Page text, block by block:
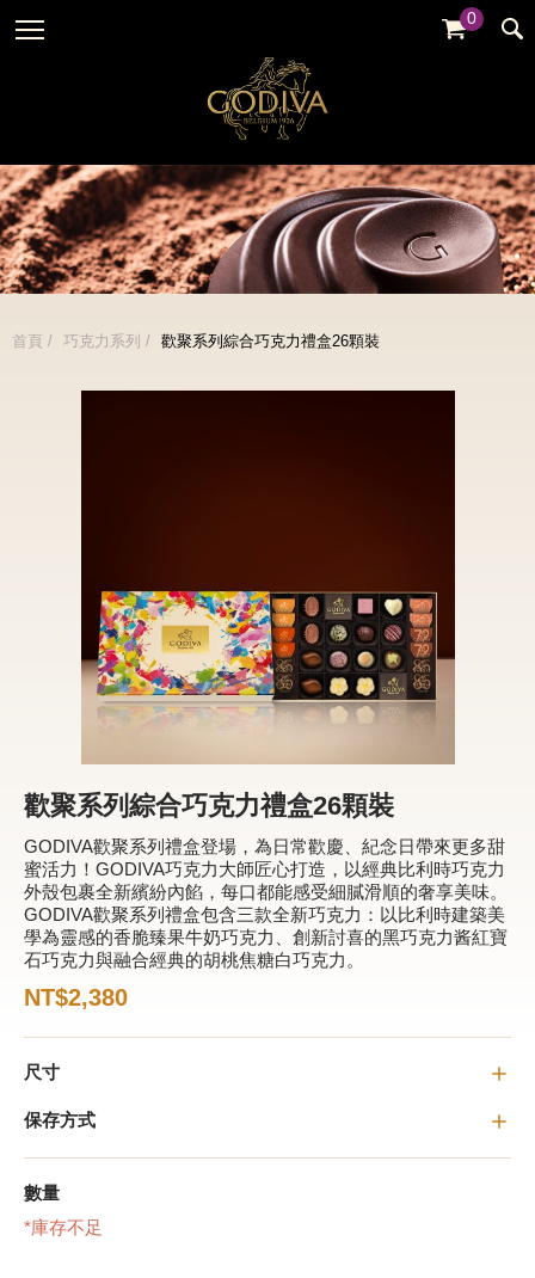
0
全部
品牌活動
全部
暢銷系列
金裝禮盒
松露禮盒
歡聚系列
百年限定系列
冰享系列
休閒分享
巧克力餅乾
巧克力磚/巧克力豆
甜點
全部
牛奶巧克力
白巧克力
綜合巧克力
冰淇淋
婚禮系列
GODIVA故事
GODIVA品質承諾
GODIVA大師團隊
首頁 巧克力系列 歡聚系列綜合巧克力禮盒26顆裝
歡聚系列綜合巧克力禮盒26顆裝
GODIVA歡聚系列禮盒登場，為日常歡慶、紀念日帶來更多甜
蜜活力！GODIVA巧克力大師匠心打造，以經典比利時巧克力
外殼包裹全新繽紛內餡，每口都能感受細膩滑順的奢享美味。
GODIVA歡聚系列禮盒包含三款全新巧克力：以比利時建築美
學為靈感的香脆臻果牛奶巧克力、創新討喜的黑巧克力酱紅寶
石巧克力與融合經典的胡桃焦糖白巧克力。
NT$2,380
尺寸
保存方式
數量
*庫存不足